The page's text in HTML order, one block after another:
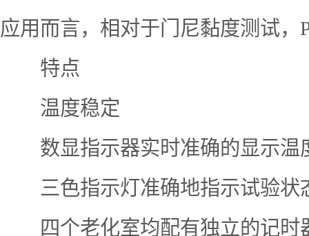
应用而言，相对于门尼黏度测试
特点
温度稳定
数显指示器实时准确的显示温
三色指示灯准确地指示试验状
四个老化室均配有独立的记时